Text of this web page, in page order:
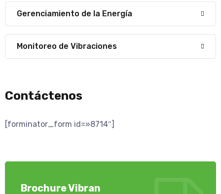
Gerenciamiento de la Energí­a
Monitoreo de Vibraciones
Contáctenos
[forminator_form id=»8714″]
Brochure Vibran